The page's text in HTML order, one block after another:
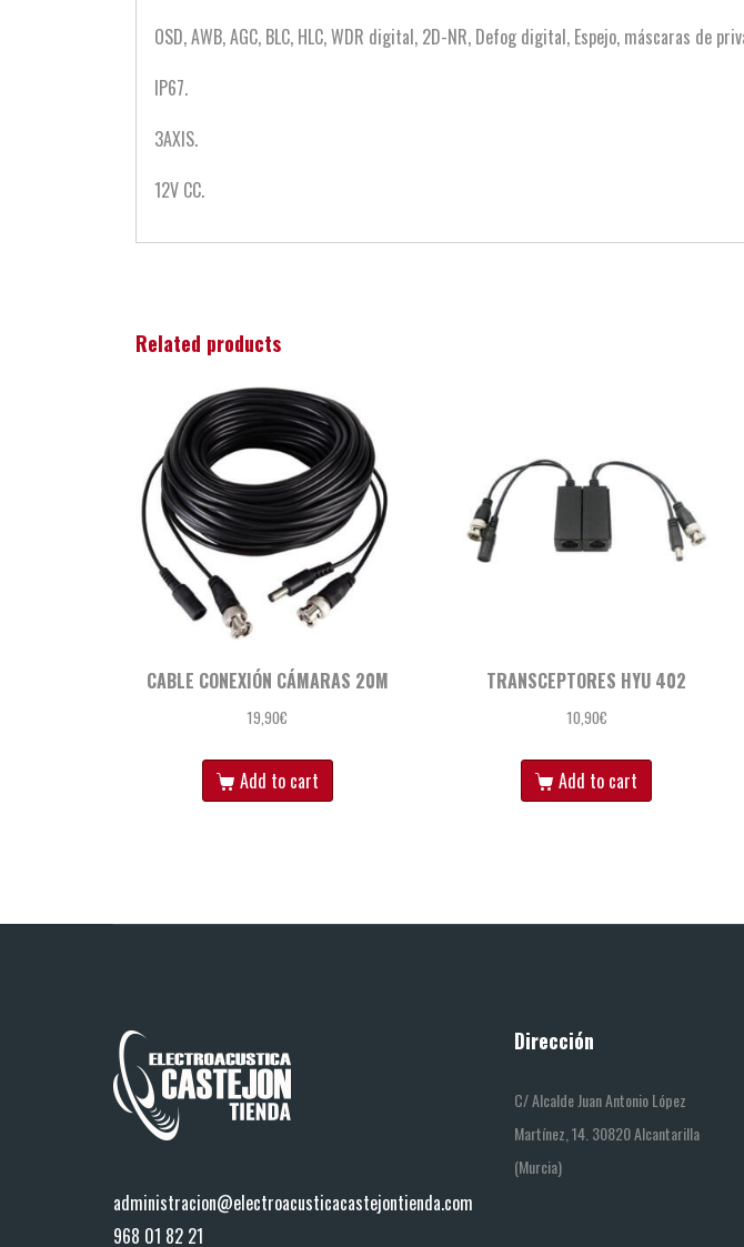
OSD, AWB, AGC, BLC, HLC, WDR digital, 2D-NR, Defog digital, Espejo, máscaras de
IP67.
3AXIS.
12V CC.
Related products
CABLE CONEXIÓN CÁMARAS 20M
19,90€
Add to cart
TRANSCEPTORES HYU 402
10,90€
Add to cart
administracion@electroacusticacastejontienda.com
968 01 82 21
Dirección
C/ Alcalde Juan Antonio López
Martínez, 14. 30820 Alcantarilla
(Murcia)